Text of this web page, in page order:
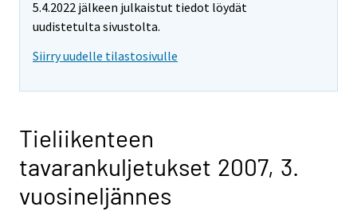
5.4.2022 jälkeen julkaistut tiedot löydät
uudistetulta sivustolta.
Siirry uudelle tilastosivulle
Tieliikenteen
tavarankuljetukset 2007, 3.
vuosineljännes